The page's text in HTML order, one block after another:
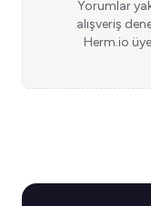
Yorumlar
alışveriş
Herm.io